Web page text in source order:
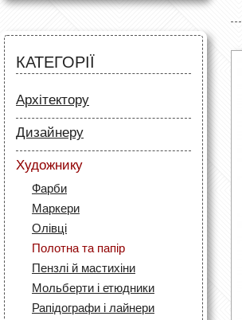
КАТЕГОРІЇ
Архітектору
Папір
Лайнери
Маркери
Олівці
Аксесуари для архітекторів
Дизайнеру
Папір
Олівці
Скетч маркери
Лайнери (рапідографи)
Аксесуари для дизайнерів
Художнику
Фарби
Маркери
Олівці
Полотна та папір
Пензлі й мастихіни
Мольберти і етюдники
Рапідографи і лайнери